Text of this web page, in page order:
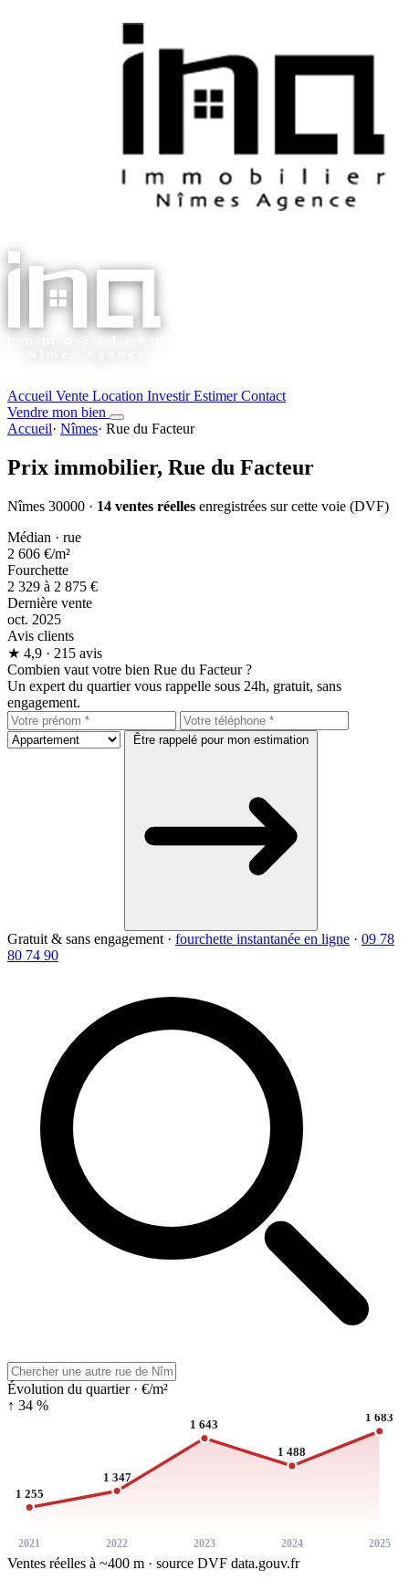
Accueil Vente Location InvestirEstimerContact
Vendre mon bien
Accueil· Nîmes· Rue du Facteur
Prix immobilier, Rue du Facteur
Nîmes 30000 · 14 ventes réelles enregistrées sur cette voie (DVF)
Médian · rue
2 606 €/m²
Fourchette
2 329 à 2 875 €
Dernière vente
oct. 2025
Avis clients
★ 4,9 · 215 avis
Combien vaut votre bien Rue du Facteur ?
Un expert du quartier vous rappelle sous 24h, gratuit, sans
engagement.
Être rappelé pour mon estimation
Gratuit & sans engagement · fourchette instantanée en ligne · 09 78
80 74 90
Évolution du quartier · €/m²
↑ 34 %
1 255
2021
1 347
2022
1 643
2023
1 488
2024
1 683
2025
Ventes réelles à ~400 m · source DVF data.gouv.fr